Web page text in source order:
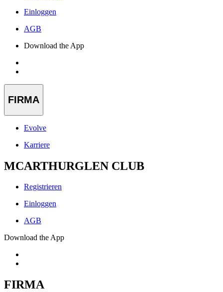
Einloggen
AGB
Download the App
FIRMA
Evolve
Karriere
MCARTHURGLEN CLUB
Registrieren
Einloggen
AGB
Download the App
FIRMA